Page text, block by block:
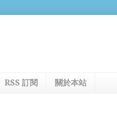
RSS 訂閱 關於本站